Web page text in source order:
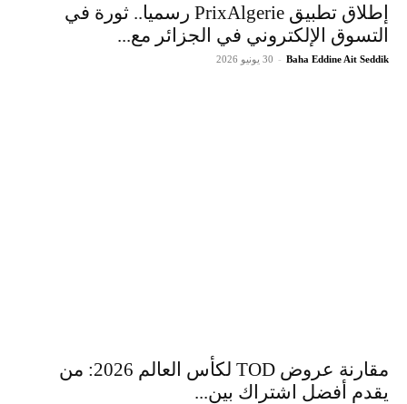
إطلاق تطبيق PrixAlgerie رسميا.. ثورة في
التسوق الإلكتروني في الجزائر مع...
Baha Eddine Ait Seddik
- 30 يونيو 2026
مقارنة عروض TOD لكأس العالم 2026: من
يقدم أفضل اشتراك بين...